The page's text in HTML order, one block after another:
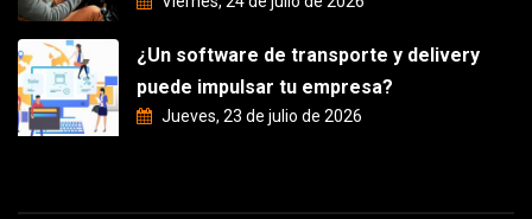
¿Un software de transporte y delivery
puede impulsar tu empresa?
Jueves, 23 de julio de 2026